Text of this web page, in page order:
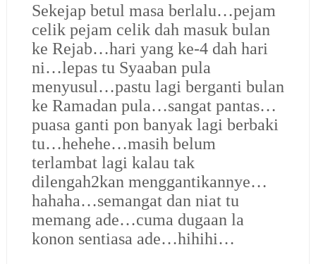
Sekejap betul masa berlalu…pejam
celik pejam celik dah masuk bulan
ke Rejab…hari yang ke-4 dah hari
ni…lepas tu Syaaban pula
menyusul…pastu lagi berganti bulan
ke Ramadan pula…sangat pantas…
puasa ganti pon banyak lagi berbaki
tu…hehehe…masih belum
terlambat lagi kalau tak
dilengah2kan menggantikannye…
hahaha…semangat dan niat tu
memang ade…cuma dugaan la
konon sentiasa ade…hihihi…